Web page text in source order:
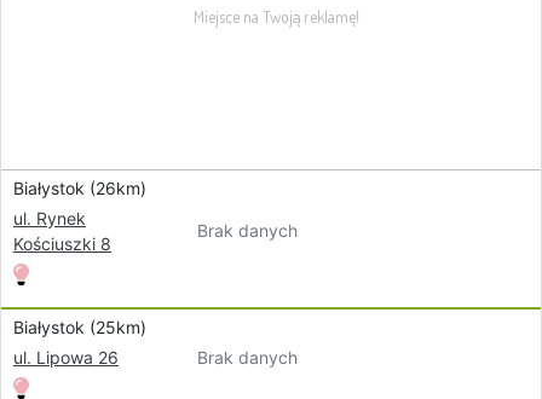
Białystok (26km)
ul. Rynek
Kościuszki 8
Brak danych
Białystok (25km)
ul. Lipowa 26
Brak danych